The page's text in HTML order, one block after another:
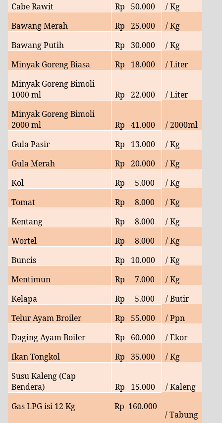
Cabe Rawit
Rp 50.000
/ Kg
Bawang Merah
Rp 25.000
/ Kg
Bawang Putih
Rp 30.000
/ Kg
Minyak Goreng Biasa
Rp 18.000
/ Liter
Minyak Goreng Bimoli
1000 ml
Rp 22.000
/ Liter
Minyak Goreng Bimoli
2000 ml
Rp 41.000
/ 2000ml
Gula Pasir
Rp 13.000
/ Kg
Gula Merah
Rp 20.000
/ Kg
Kol
Rp 5.000
/ Kg
Tomat
Rp 8.000
/ Kg
Kentang
Rp 8.000
/ Kg
Wortel
Rp 8.000
/ Kg
Buncis
Rp 10.000
/ Kg
Mentimun
Rp 7.000
/ Kg
Kelapa
Rp 5.000
/ Butir
Telur Ayam Broiler
Rp 55.000
/ Ppn
Daging Ayam Boiler
Rp 60.000
/ Ekor
Ikan Tongkol
Rp 35.000
/ Kg
Susu Kaleng (Cap
Bendera)
Rp 15.000
/ Kaleng
Gas LPG isi 12 Kg
Rp 160.000
/ Tabung